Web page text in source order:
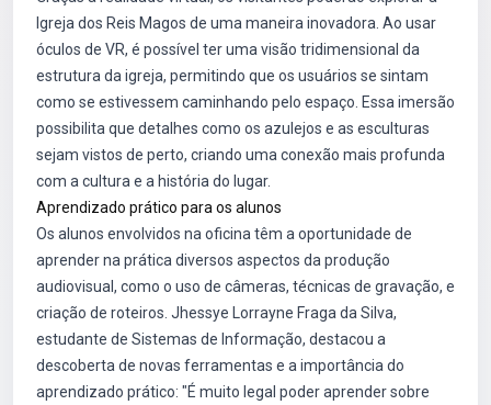
Igreja dos Reis Magos de uma maneira inovadora. Ao usar
óculos de VR, é possível ter uma visão tridimensional da
estrutura da igreja, permitindo que os usuários se sintam
como se estivessem caminhando pelo espaço. Essa imersão
possibilita que detalhes como os azulejos e as esculturas
sejam vistos de perto, criando uma conexão mais profunda
com a cultura e a história do lugar.
Aprendizado prático para os alunos
Os alunos envolvidos na oficina têm a oportunidade de
aprender na prática diversos aspectos da produção
audiovisual, como o uso de câmeras, técnicas de gravação, e
criação de roteiros. Jhessye Lorrayne Fraga da Silva,
estudante de Sistemas de Informação, destacou a
descoberta de novas ferramentas e a importância do
aprendizado prático: "É muito legal poder aprender sobre